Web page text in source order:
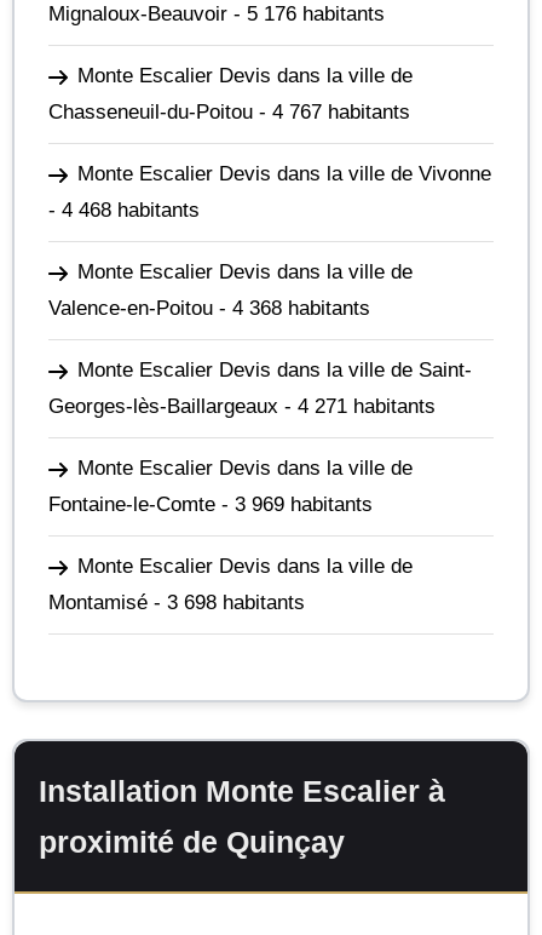
Mignaloux-Beauvoir - 5 176 habitants
Monte Escalier Devis dans la ville de
Chasseneuil-du-Poitou - 4 767 habitants
Monte Escalier Devis dans la ville de Vivonne
- 4 468 habitants
Monte Escalier Devis dans la ville de
Valence-en-Poitou - 4 368 habitants
Monte Escalier Devis dans la ville de Saint-
Georges-lès-Baillargeaux - 4 271 habitants
Monte Escalier Devis dans la ville de
Fontaine-le-Comte - 3 969 habitants
Monte Escalier Devis dans la ville de
Montamisé - 3 698 habitants
Installation Monte Escalier à
proximité de Quinçay